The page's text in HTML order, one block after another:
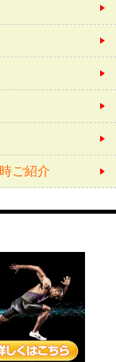
ご紹介